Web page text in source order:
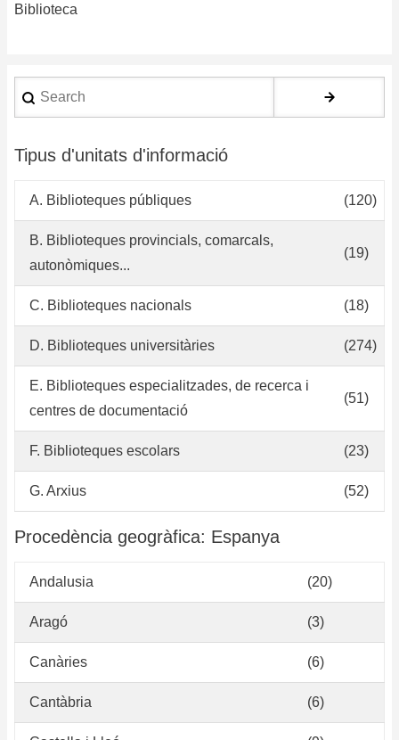
Biblioteca
Search
Tipus d'unitats d'informació
A. Biblioteques públiques (120)
B. Biblioteques provincials, comarcals,
autonòmiques...
(19)
C. Biblioteques nacionals (18)
D. Biblioteques universitàries (274)
E. Biblioteques especialitzades, de recerca i
centres de documentació
(51)
F. Biblioteques escolars (23)
G. Arxius (52)
Procedència geogràfica: Espanya
Andalusia (20)
Aragó (3)
Canàries (6)
Cantàbria (6)